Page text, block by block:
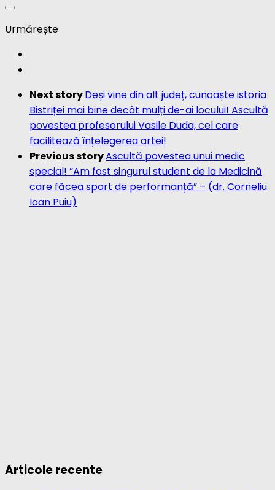
Next storyDeși vine din alt județ, cunoaște istoria
Bistriței mai bine decât mulți de-ai locului! Ascultă
povestea profesorului Vasile Duda, cel care
facilitează înțelegerea artei!
Previous storyAscultă povestea unui medic
special! ”Am fost singurul student de la Medicină
care făcea sport de performanță” – (dr. Corneliu
Ioan Puiu)
Articole recente